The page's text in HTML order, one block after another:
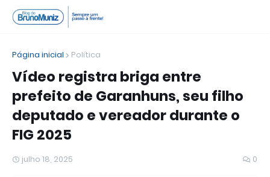
Página inicial Política
Vídeo registra briga entre
prefeito de Garanhuns, seu filho
deputado e vereador durante o
FIG 2025
julho 18, 2025 0